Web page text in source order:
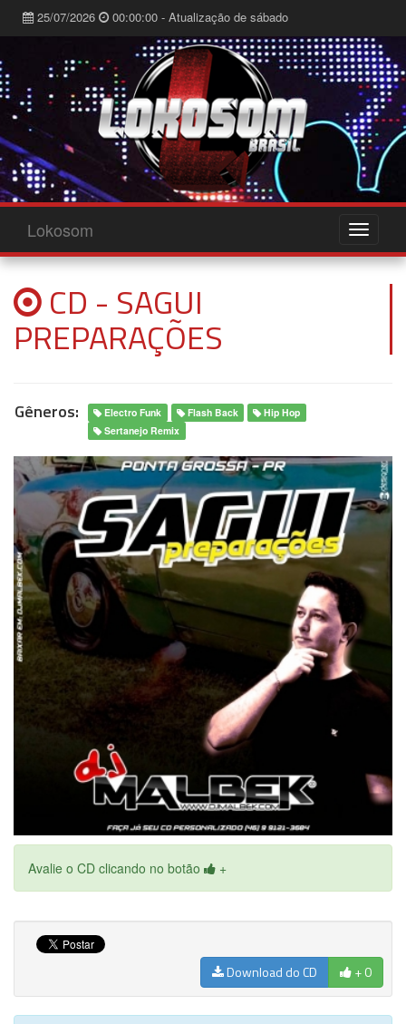
25/07/2026 00:00:00 - Atualização de sábado
Lokosom
CD - SAGUI
PREPARAÇÕES
Gêneros: Electro Funk Flash Back
Hip Hop
Sertanejo Remix
Avalie o CD clicando no botão +
Download do CD + 0